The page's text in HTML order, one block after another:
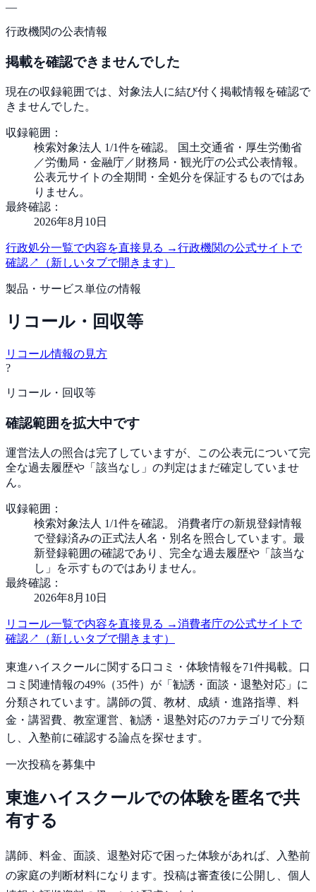
—
行政機関の公表情報
掲載を確認できませんでした
現在の収録範囲では、対象法人に結び付く掲載情報を確認で
きませんでした。
収録範囲：
検索対象法人 1/1件を確認。 国土交通省・厚生労働省
／労働局・金融庁／財務局・観光庁の公式公表情報。
公表元サイトの全期間・全処分を保証するものではあ
りません。
最終確認：
2026年8月10日
行政処分一覧で内容を直接見る →行政機関の公式サイトで
確認↗ （新しいタブで開きます）
製品・サービス単位の情報
リコール・回収等
リコール情報の見方
?
リコール・回収等
確認範囲を拡大中です
運営法人の照合は完了していますが、この公表元について完
全な過去履歴や「該当なし」の判定はまだ確定していませ
ん。
収録範囲：
検索対象法人 1/1件を確認。 消費者庁の新規登録情報
で登録済みの正式法人名・別名を照合しています。最
新登録範囲の確認であり、完全な過去履歴や「該当な
し」を示すものではありません。
最終確認：
2026年8月10日
リコール一覧で内容を直接見る →消費者庁の公式サイトで
確認↗ （新しいタブで開きます）
東進ハイスクールに関する口コミ・体験情報を71件掲載。 口
コミ関連情報の49%（35件）が「 勧誘・面談・退塾対応 」に
分類されています。 講師の質、教材、成績・進路指導、料
金・講習費、教室運営、勧誘・退塾対応の7カテゴリで分類
し、入塾前に確認する論点を探せます。
一次投稿を募集中
東進ハイスクールでの体験を匿名で共
有する
講師、料金、面談、退塾対応で困った体験があれば、
入塾前
の家庭の判断材料になります。投稿は審査後に公開し、個人